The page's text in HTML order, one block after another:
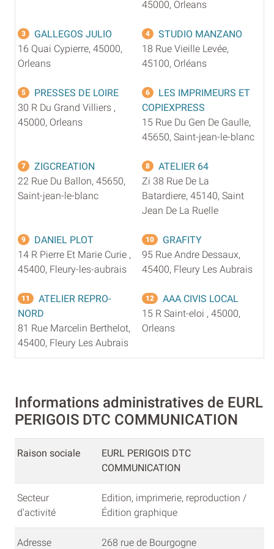
45000, Orleans
3
GALLEGOS JULIO
16 Quai Cypierre, 45000,
Orleans
4
STUDIO MANZANO
18 Rue Vieille Levée,
45100, Orléans
5
PRESSES DE LOIRE
30 R Du Grand Villiers ,
45000, Orleans
6
LES IMPRIMEURS ET
COPIEXPRESS
15 Rue Du Gen De Gaulle,
45650, Saint-jean-le-blanc
7
ZIGCREATION
22 Rue Du Ballon, 45650,
Saint-jean-le-blanc
8
ATELIER 64
Zi 38 Rue De La
Batardiere, 45140, Saint
Jean De La Ruelle
9
DANIEL PLOT
14 R Pierre Et Marie Curie ,
45400, Fleury-les-aubrais
10
GRAFITY
95 Rue Andre Dessaux,
45400, Fleury Les Aubrais
11
ATELIER REPRO-
NORD
81 Rue Marcelin Berthelot,
45400, Fleury Les Aubrais
12
AAA CIVIS LOCAL
15 R Saint-eloi , 45000,
Orleans
Informations administratives de EURL
PERIGOIS DTC COMMUNICATION
Raison sociale
EURL PERIGOIS DTC
COMMUNICATION
Secteur
d'activité
Edition, imprimerie, reproduction /
Édition graphique
Adresse 268 rue de Bourgogne